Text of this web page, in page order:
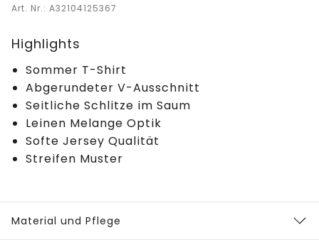
Art. Nr.: A32104125367
Highlights
Sommer T-Shirt
Abgerundeter V-Ausschnitt
Seitliche Schlitze im Saum
Leinen Melange Optik
Softe Jersey Qualität
Streifen Muster
Material und Pflege